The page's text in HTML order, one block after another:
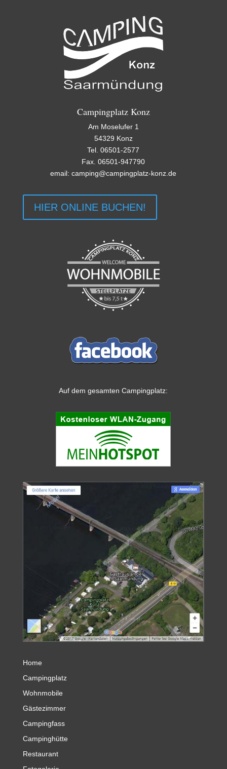
Campingplatz Konz
Am Moselufer 1
54329 Konz
Tel. 06501-2577
Fax. 06501-947790
email: camping@campingplatz-konz.de
HIER ONLINE BUCHEN!
Auf dem gesamten Campingplatz:
Home
Campingplatz
Wohnmobile
Gästezimmer
Campingfass
Campinghütte
Restaurant